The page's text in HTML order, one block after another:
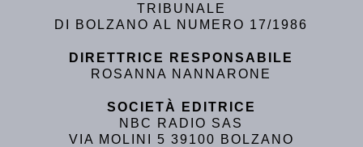
TRIBUNALE
DI BOLZANO AL NUMERO 17/1986
DIRETTRICE RESPONSABILE
ROSANNA NANNARONE
SOCIETÀ EDITRICE
NBC RADIO SAS
VIA MOLINI 5 39100 BOLZANO